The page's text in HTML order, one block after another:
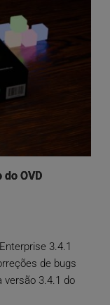
OVD
3.4.1
de bugs
versão 3.4.1 do